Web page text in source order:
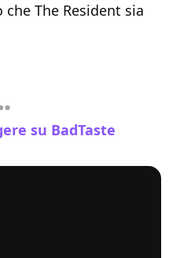
The Resident sia
su BadTaste